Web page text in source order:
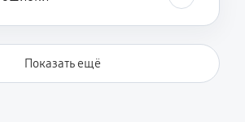
Показать ещё